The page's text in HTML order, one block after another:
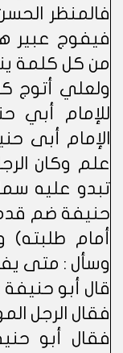
فالمنظر
فيفوج عبير
من كل كلمة
ولعلي أتوج
للإمام
الإمام أبى
علم وكان
تبدو عليه
حنيفة ضم
أمام
وسأل : متى
قال أبو
فقال الرجل
فقال أبو